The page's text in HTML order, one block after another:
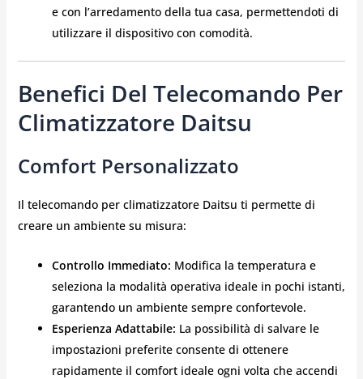
e con l’arredamento della tua casa, permettendoti di
utilizzare il dispositivo con comodità.
Benefici Del Telecomando Per
Climatizzatore Daitsu
Comfort Personalizzato
Il telecomando per climatizzatore Daitsu ti permette di
creare un ambiente su misura:
Controllo Immediato: Modifica la temperatura e
seleziona la modalità operativa ideale in pochi istanti,
garantendo un ambiente sempre confortevole.
Esperienza Adattabile: La possibilità di salvare le
impostazioni preferite consente di ottenere
rapidamente il comfort ideale ogni volta che accendi